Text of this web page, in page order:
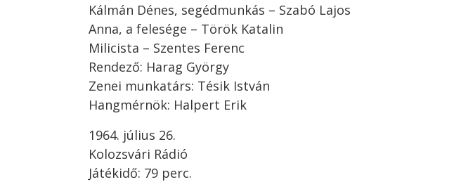
Kálmán Dénes, segédmunkás – Szabó Lajos
Anna, a felesége – Török Katalin
Milicista – Szentes Ferenc
Rendező: Harag György
Zenei munkatárs: Tésik István
Hangmérnök: Halpert Erik
1964. július 26.
Kolozsvári Rádió
Játékidő: 79 perc.